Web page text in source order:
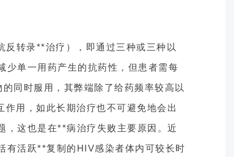
转录**治疗），即通过三种或三种以
少单一用药产生的抗药性，但患者需每
同时服用，其弊端除了给药频率较高以
用，如此长期治疗也不可避免地会出
，这也是在**病治疗失败主要原因。近
有活跃**复制的HIV感染者体内可较长时